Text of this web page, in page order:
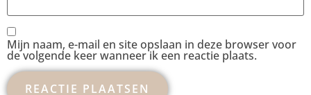
Mijn naam, e-mail en site opslaan in deze browser voor
de volgende keer wanneer ik een reactie plaats.